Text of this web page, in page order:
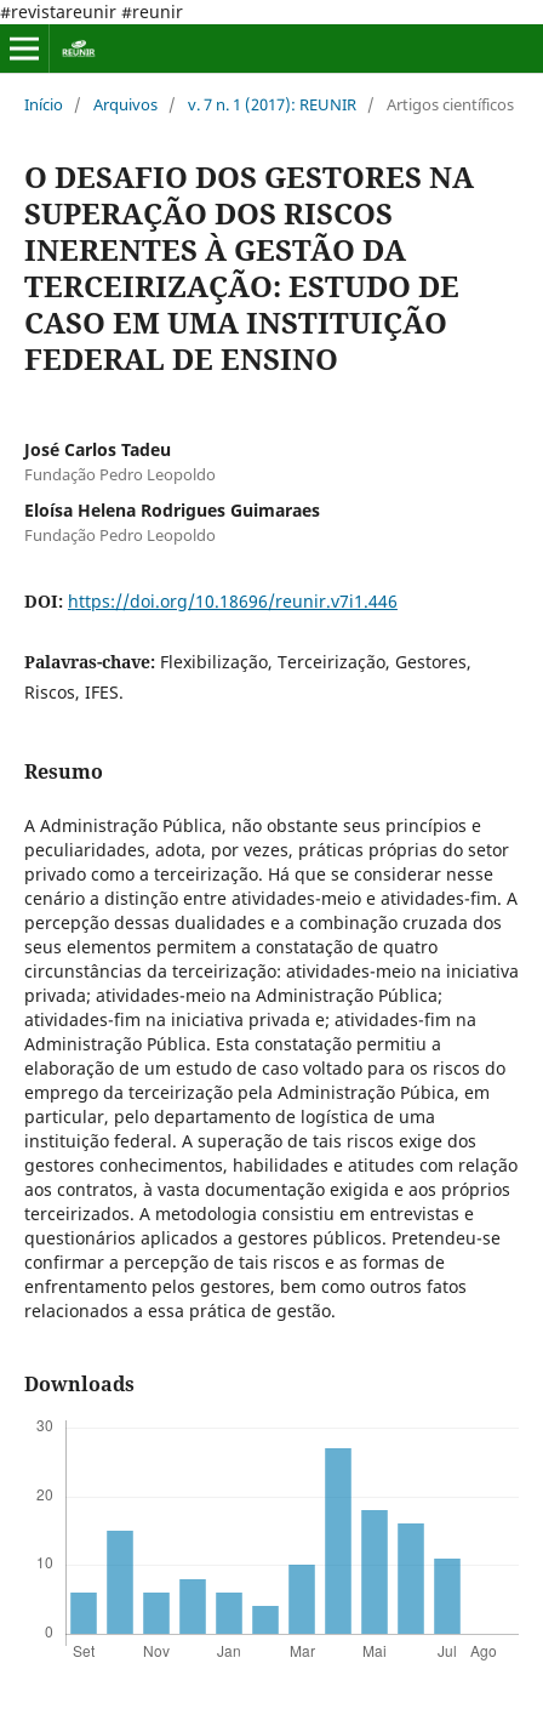
#revistareunir #reunir
Início / Arquivos / v. 7 n. 1 (2017): REUNIR / Artigos científicos
O DESAFIO DOS GESTORES NA
SUPERAÇÃO DOS RISCOS
INERENTES À GESTÃO DA
TERCEIRIZAÇÃO: ESTUDO DE
CASO EM UMA INSTITUIÇÃO
FEDERAL DE ENSINO
José Carlos Tadeu
Fundação Pedro Leopoldo
Eloísa Helena Rodrigues Guimaraes
Fundação Pedro Leopoldo
DOI: https://doi.org/10.18696/reunir.v7i1.446
Palavras-chave: Flexibilização, Terceirização, Gestores,
Riscos, IFES.
Resumo
A Administração Pública, não obstante seus princípios e
peculiaridades, adota, por vezes, práticas próprias do setor
privado como a terceirização. Há que se considerar nesse
cenário a distinção entre atividades-meio e atividades-fim. A
percepção dessas dualidades e a combinação cruzada dos
seus elementos permitem a constatação de quatro
circunstâncias da terceirização: atividades-meio na iniciativa
privada; atividades-meio na Administração Pública;
atividades-fim na iniciativa privada e; atividades-fim na
Administração Pública. Esta constatação permitiu a
elaboração de um estudo de caso voltado para os riscos do
emprego da terceirização pela Administração Púbica, em
particular, pelo departamento de logística de uma
instituição federal. A superação de tais riscos exige dos
gestores conhecimentos, habilidades e atitudes com relação
aos contratos, à vasta documentação exigida e aos próprios
terceirizados. A metodologia consistiu em entrevistas e
questionários aplicados a gestores públicos. Pretendeu-se
confirmar a percepção de tais riscos e as formas de
enfrentamento pelos gestores, bem como outros fatos
relacionados a essa prática de gestão.
Downloads